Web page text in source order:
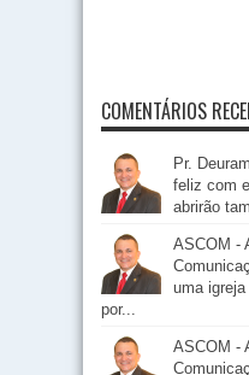
COMENTÁRIOS
Pr.
feliz com
abrirão
ASCOM -
uma
por...
ASCOM -